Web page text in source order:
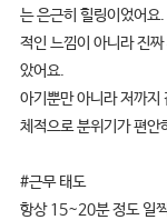
는 은근히 힐링이었어요
적인 느낌이 아니라 진
았어요.
아기뿐만 아니라 저까지
체적으로 분위기가 편안
#근무 태도
항상 15~20분 정도 일